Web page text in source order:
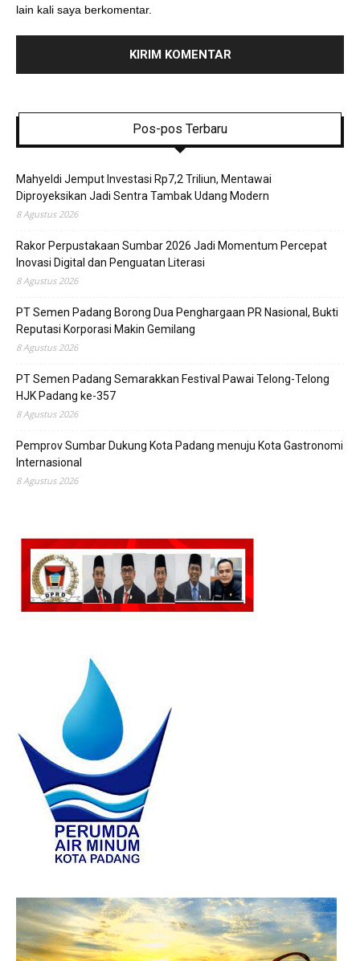
lain kali saya berkomentar.
Pos-pos Terbaru
Mahyeldi Jemput Investasi Rp7,2 Triliun, Mentawai
Diproyeksikan Jadi Sentra Tambak Udang Modern
8 Agustus 2026
Rakor Perpustakaan Sumbar 2026 Jadi Momentum Percepat
Inovasi Digital dan Penguatan Literasi
8 Agustus 2026
PT Semen Padang Borong Dua Penghargaan PR Nasional, Bukti
Reputasi Korporasi Makin Gemilang
8 Agustus 2026
PT Semen Padang Semarakkan Festival Pawai Telong-Telong
HJK Padang ke-357
8 Agustus 2026
Pemprov Sumbar Dukung Kota Padang menuju Kota Gastronomi
Internasional
8 Agustus 2026